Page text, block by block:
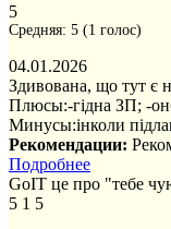
5
Средняя: 5 (1 голос)
04.01.2026
Здивована, що тут є
Плюсы:-гідна ЗП; -
Минусы:інколи
Рекомендации:
Подробнее
GoIT це про "тебе
5 1 5